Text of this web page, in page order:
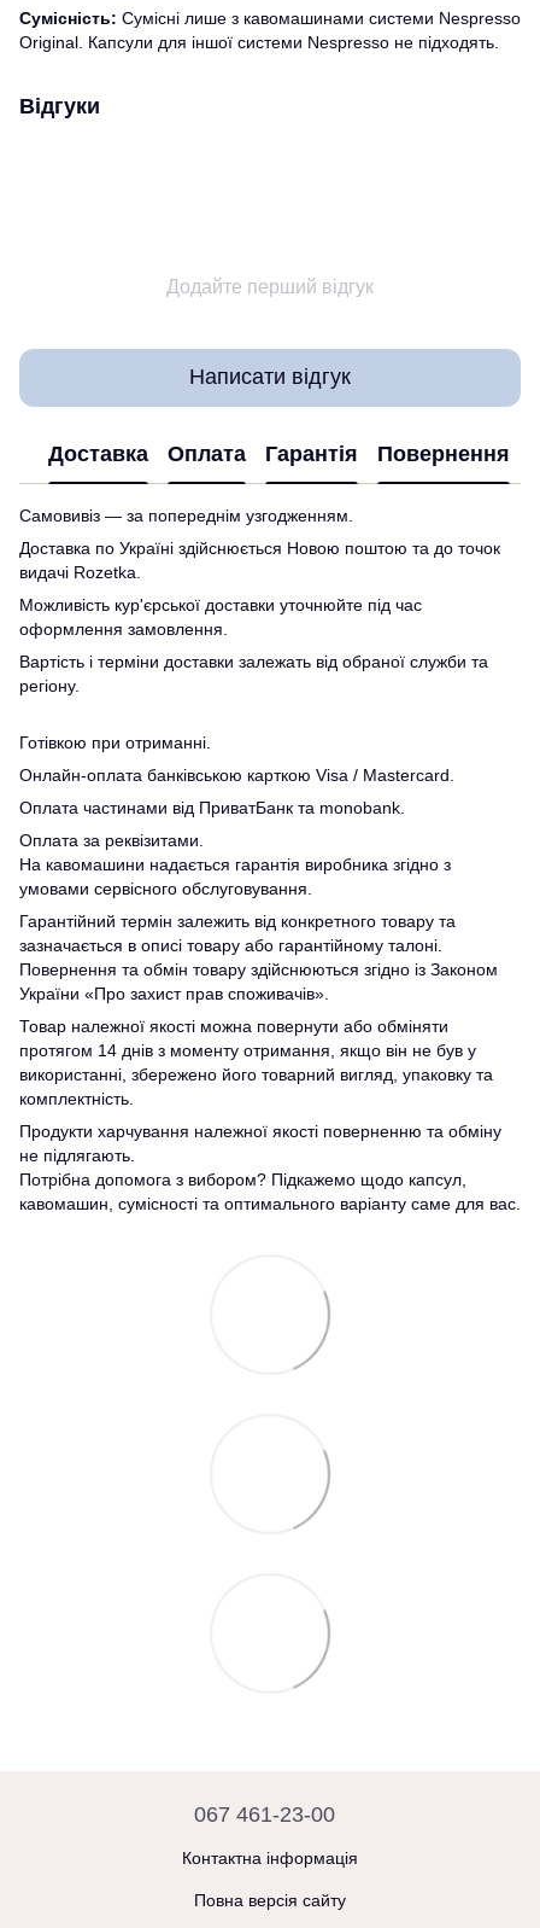
Сумісність: Сумісні лише з кавомашинами системи Nespresso
Original. Капсули для іншої системи Nespresso не підходять.
Відгуки
Додайте перший відгук
Написати відгук
Доставка Оплата Гарантія Повернення
Самовивіз — за попереднім узгодженням.
Доставка по Україні здійснюється Новою поштою та до точок
видачі Rozetka.
Можливість кур'єрської доставки уточнюйте під час
оформлення замовлення.
Вартість і терміни доставки залежать від обраної служби та
регіону.
Готівкою при отриманні.
Онлайн-оплата банківською карткою Visa / Mastercard.
Оплата частинами від ПриватБанк та monobank.
Оплата за реквізитами.
На кавомашини надається гарантія виробника згідно з
умовами сервісного обслуговування.
Гарантійний термін залежить від конкретного товару та
зазначається в описі товару або гарантійному талоні.
Повернення та обмін товару здійснюються згідно із Законом
України «Про захист прав споживачів».
Товар належної якості можна повернути або обміняти
протягом 14 днів з моменту отримання, якщо він не був у
використанні, збережено його товарний вигляд, упаковку та
комплектність.
Продукти харчування належної якості поверненню та обміну
не підлягають.
Потрібна допомога з вибором? Підкажемо щодо капсул,
кавомашин, сумісності та оптимального варіанту саме для вас.
067 461-23-00
Контактна інформація
Повна версія сайту